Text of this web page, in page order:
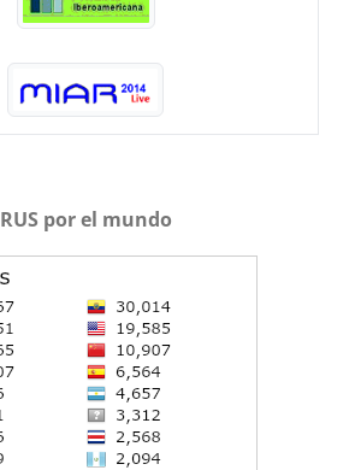
RUS por el mundo